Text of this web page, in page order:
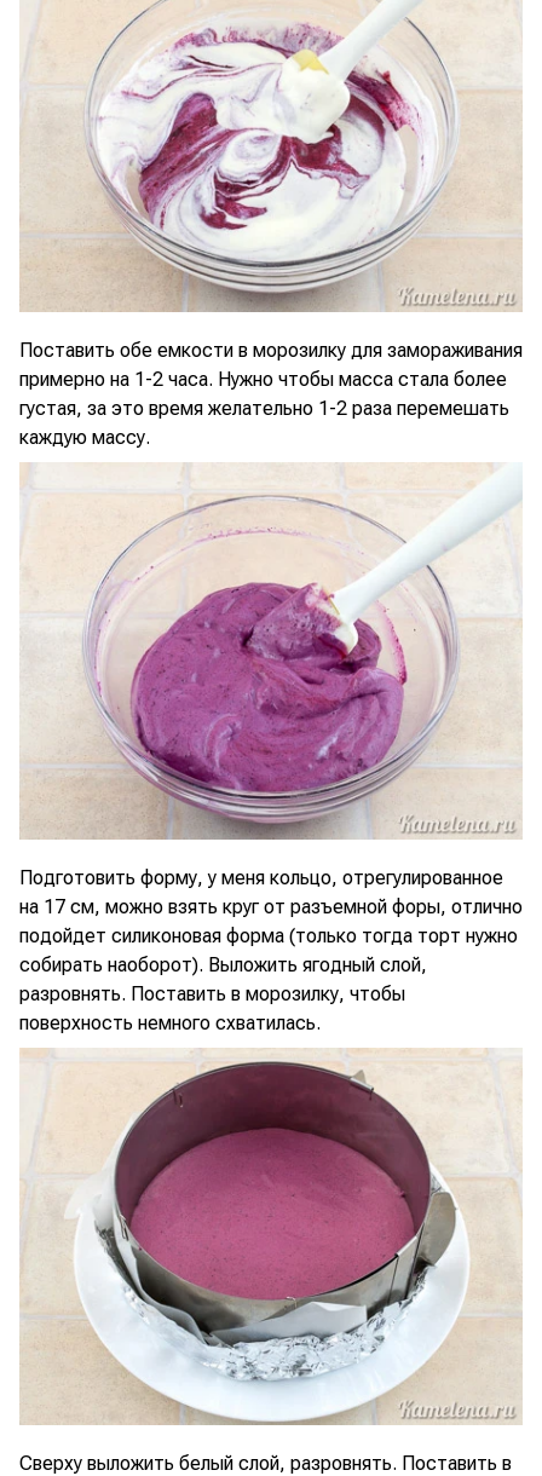
Поставить обе емкости в морозилку для замораживания
примерно на 1-2 часа. Нужно чтобы масса стала более
густая, за это время желательно 1-2 раза перемешать
каждую массу.
Подготовить форму, у меня кольцо, отрегулированное
на 17 см, можно взять круг от разъемной форы, отлично
подойдет силиконовая форма (только тогда торт нужно
собирать наоборот). Выложить ягодный слой,
разровнять. Поставить в морозилку, чтобы
поверхность немного схватилась.
Сверху выложить белый слой, разровнять. Поставить в